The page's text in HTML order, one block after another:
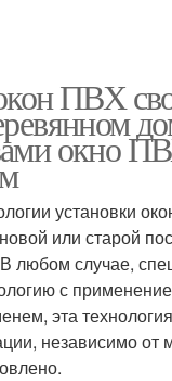
ПВХ
окно
установки
или старой
любом случае,
с
эта
независимо от